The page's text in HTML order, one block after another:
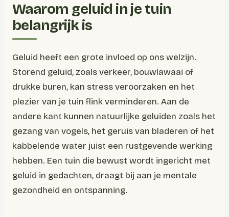
Waarom geluid in je tuin
belangrijk is
Geluid heeft een grote invloed op ons welzijn.
Storend geluid, zoals verkeer, bouwlawaai of
drukke buren, kan stress veroorzaken en het
plezier van je tuin flink verminderen. Aan de
andere kant kunnen natuurlijke geluiden zoals het
gezang van vogels, het geruis van bladeren of het
kabbelende water juist een rustgevende werking
hebben. Een tuin die bewust wordt ingericht met
geluid in gedachten, draagt bij aan je mentale
gezondheid en ontspanning.